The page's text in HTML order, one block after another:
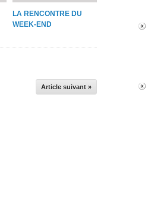
LA RENCONTRE DU
WEEK-END
Article suivant »